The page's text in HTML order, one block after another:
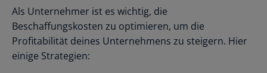
Als Unternehmer ist es wichtig, die
Beschaffungskosten zu optimieren, um die
Profitabilität deines Unternehmens zu steigern. Hier
einige Strategien: